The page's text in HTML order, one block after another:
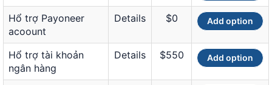
Hổ trợ Payoneer
acoount
Details $0 Add option
Hổ trợ tài khoản
ngân hàng
Details $550 Add option